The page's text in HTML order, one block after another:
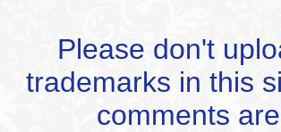
Please don't
trademarks in this
comments